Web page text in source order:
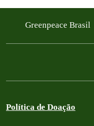
Greenpeace Brasil
Política de Doação